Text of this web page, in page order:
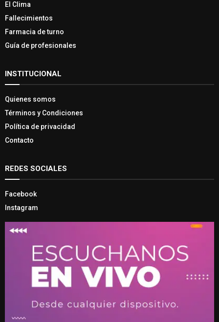
El Clima
Fallecimientos
Farmacia de turno
Guía de profesionales
INSTITUCIONAL
Quienes somos
Términos y Condiciones
Política de privacidad
Contacto
REDES SOCIALES
Facebook
Instagram